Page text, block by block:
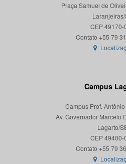
Praça Samuel de
Laranjeiras/
CEP 49170-
Campus
Campus Prof.
Av. Governador Marcelo
Lagarto/
CEP 49400-